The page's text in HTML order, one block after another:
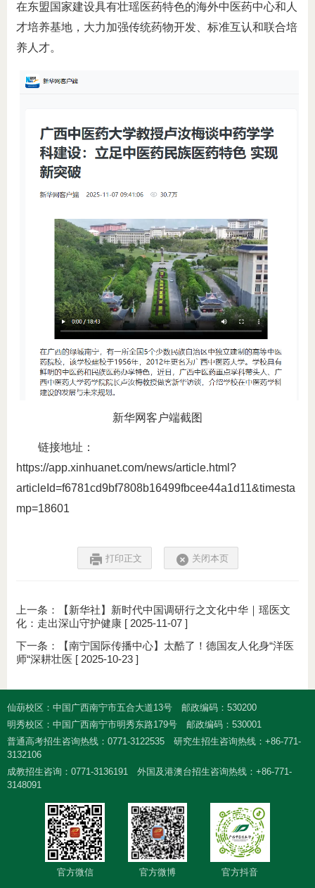
在东盟国家建设具有壮瑶医药特色的海外中医药中心和人
才培养基地，大力加强传统药物开发、标准互认和联合培
养人才。
新华网客户端截图
链接地址：
https://app.xinhuanet.com/news/article.html?
articleId=f6781cd9bf7808b16499fbcee44a1d11&timesta
mp=18601
打印正文 关闭本页
上一条：
【新华社】新时代中国调研行之文化中华｜瑶医文
化：走出深山守护健康 [ 2025-11-07 ]
下一条：
【南宁国际传播中心】太酷了！德国友人化身“洋医
师“深耕壮医 [ 2025-10-23 ]
仙葫校区：中国广西南宁市五合大道13号
邮政编码：530200
明秀校区：中国广西南宁市明秀东路179号
邮政编码：530001
普通高考招生咨询热线：0771-3122535
研究生招生咨询热线：+86-771-
3132106
成教招生咨询：0771-3136191
外国及港澳台招生咨询热线：+86-771-
3148091
官方微信 官方微博 官方抖音